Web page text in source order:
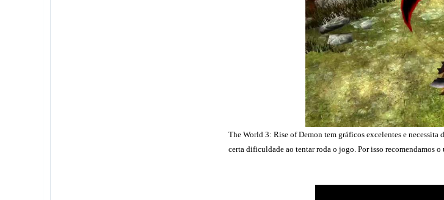
The World 3: Rise of Demon tem gráficos excelentes e
certa dificuldade ao tentar roda o jogo. Por isso recomendamos